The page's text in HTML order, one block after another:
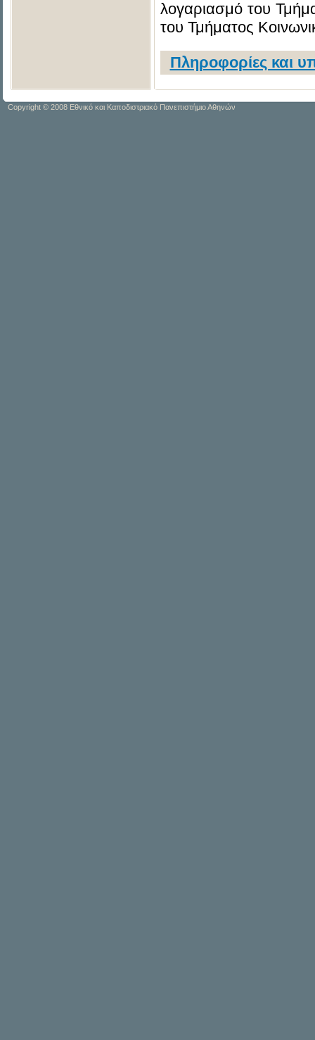
λογαριασμό του
του Τμήματος
Πληροφορίες και
Copyright © 2008 Εθνικό και Καποδιστριακό Πανεπιστήμιο Αθηνών